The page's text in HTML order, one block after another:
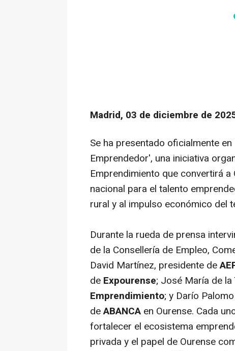
Madrid, 03 de diciembre de
Se ha presentado oficialmente
Emprendedor', una iniciativa
Emprendimiento que convertirá
nacional para el talento
rural y al impulso económico del
Durante la rueda de prensa
de la Consellería de Empleo,
David Martínez, presidente de
de Expourense; José María de
Emprendimiento; y Darío
deABANCA en Ourense. Cada
fortalecer el ecosistema
privada y el papel de Ourense